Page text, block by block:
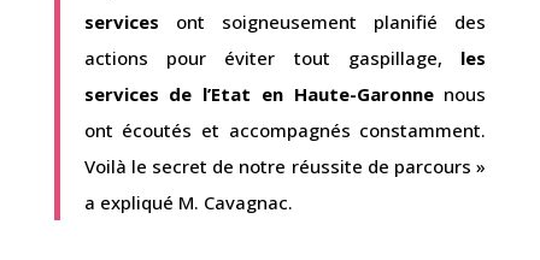
services ont soigneusement planifié des
actions pour éviter tout gaspillage, les
services de l’Etat en Haute-Garonnenous
ont écoutés et accompagnés constamment.
Voilà le secret de notre réussite de parcours »
a expliqué M. Cavagnac.